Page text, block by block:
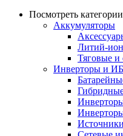
Посмотреть категории
Аккумуляторы
Литий-
Тяговые и
Инверторы и